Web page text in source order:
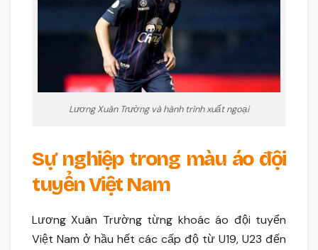
Lương Xuân Trường và hành trình xuất ngoại
Sự nghiệp trong màu áo đội
tuyển Việt Nam
Lương Xuân Trường từng khoác áo đội tuyển
Việt Nam ở hầu hết các cấp độ từ U19, U23 đến